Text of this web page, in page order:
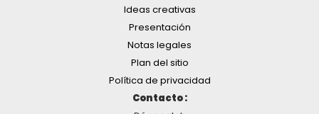
Ideas creativas
Presentación
Notas legales
Plan del sitio
Política de privacidad
Contacto :